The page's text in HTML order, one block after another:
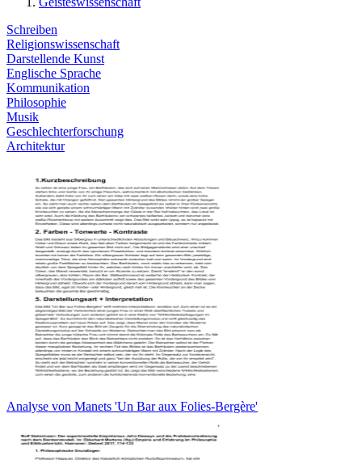
Schreiben
Religionswissenschaft
Darstellende Kunst
Englische Sprache
Kommunikation
Philosophie
Musik
Geschlechterforschung
Architektur
Analyse von Manets 'Un Bar aux Folies-Bergère'